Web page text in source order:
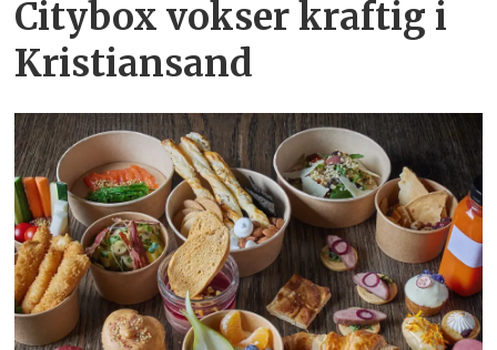
Citybox vokser kraftig i
Kristiansand